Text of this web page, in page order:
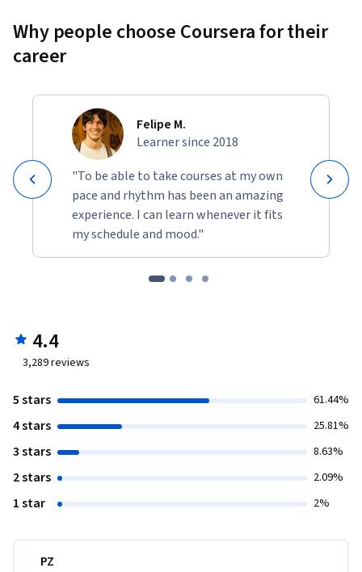
Why people choose Coursera for their
career
Felipe M.
Learner since 2018
"To be able to take courses at my own
pace and rhythm has been an amazing
experience. I can learn whenever it fits
my schedule and mood."
4.4
3,289reviews
5 stars 61.44%
4 stars 25.81%
3 stars 8.63%
2 stars 2.09%
1 star 2%
PZ